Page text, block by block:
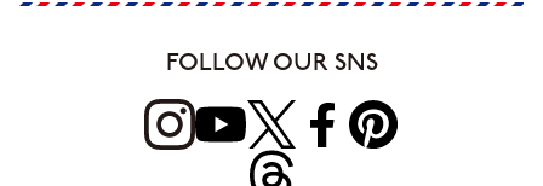
FOLLOW OUR SNS